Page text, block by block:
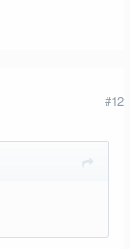
#12